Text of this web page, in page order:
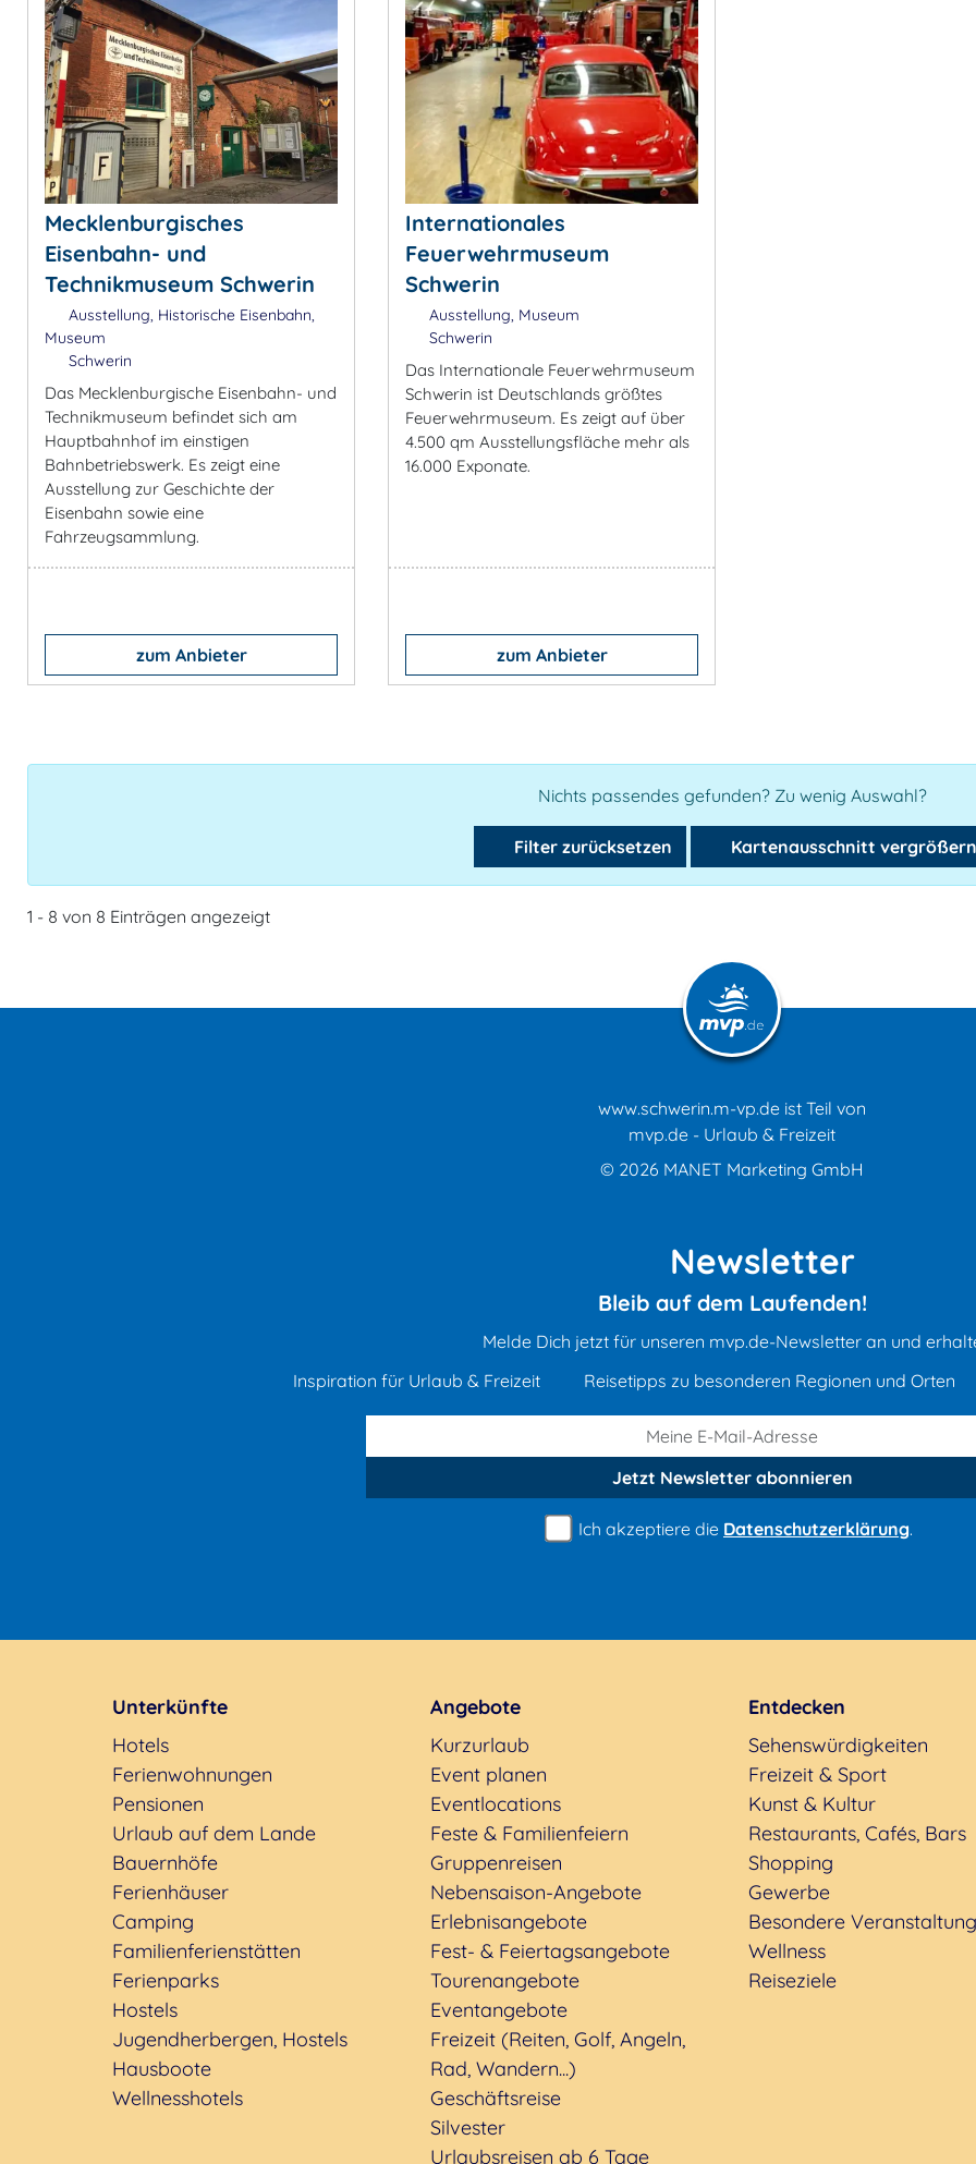
Mecklenburgisches
Eisenbahn- und
Technikmuseum Schwerin
Ausstellung, Historische Eisenbahn,
Museum
Schwerin
Das Mecklenburgische Eisenbahn- und
Technikmuseum befindet sich am
Hauptbahnhof im einstigen
Bahnbetriebswerk. Es zeigt eine
Ausstellung zur Geschichte der
Eisenbahn sowie eine
Fahrzeugsammlung.
zum Anbieter
Internationales
Feuerwehrmuseum
Schwerin
Ausstellung, Museum
Schwerin
Das Internationale Feuerwehrmuseum
Schwerin ist Deutschlands größtes
Feuerwehrmuseum. Es zeigt auf über
4.500 qm Ausstellungsfläche mehr als
16.000 Exponate.
zum Anbieter
Nichts passendes gefunden? Zu wenig Auswahl?
Filter zurücksetzen Kartenausschnitt vergrößern
1 - 8 von 8 Einträgen angezeigt
www.schwerin.m-vp.de ist Teil von
mvp.de - Urlaub & Freizeit
© 2026 MANET Marketing GmbH
Newsletter
Bleib auf dem Laufenden!
Melde Dich jetzt für unseren mvp.de-Newsletter an und
Inspiration für Urlaub & Freizeit
Reisetipps zu besonderen Regionen und Orten
Jetzt Newsletterabonnieren
Ich akzeptiere die Datenschutzerklärung.
Unterkünfte
Hotels
Ferienwohnungen
Pensionen
Urlaub auf dem Lande
Bauernhöfe
Ferienhäuser
Camping
Familienferienstätten
Ferienparks
Hostels
Jugendherbergen, Hostels
Hausboote
Wellnesshotels
Angebote
Kurzurlaub
Event planen
Eventlocations
Feste & Familienfeiern
Gruppenreisen
Nebensaison-Angebote
Erlebnisangebote
Fest- & Feiertagsangebote
Tourenangebote
Eventangebote
Freizeit (Reiten, Golf, Angeln,
Rad, Wandern...)
Geschäftsreise
Silvester
Urlaubsreisen ab 6 Tage
Entdecken
Sehenswürdigkeiten
Freizeit & Sport
Kunst & Kultur
Restaurants, Cafés, Bars
Shopping
Gewerbe
Besondere
Wellness
Reiseziele